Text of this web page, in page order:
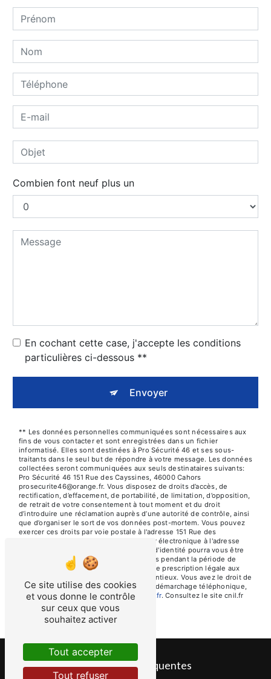
Combien font neuf plus un
En cochant cette case, j'accepte les conditions
particulières ci-dessous **
Envoyer
** Les données personnelles communiquées sont nécessaires aux
fins de vous contacter et sont enregistrées dans un fichier
informatisé. Elles sont destinées à Pro Sécurité 46 et ses sous-
traitants dans le seul but de répondre à votre message. Les données
collectées seront communiquées aux seuls destinataires suivants:
Pro Sécurité 46 151 Rue des Cayssines, 46000 Cahors
prosecurite46@orange.fr. Vous disposez de droits d’accès, de
rectification, d’effacement, de portabilité, de limitation, d’opposition,
de retrait de votre consentement à tout moment et du droit
d’introduire une réclamation auprès d’une autorité de contrôle, ainsi
que d’organiser le sort de vos données post-mortem. Vous pouvez
exercer ces droits par voie postale à l'adresse 151 Rue des
Cayssines, 46000 Cahors ou par courrier électronique à l'adresse
prosecurite46@orange.fr. Un justificatif d'identité pourra vous être
demandé. Nous conservons vos données pendant la période de
prise de contact puis pendant la durée de prescription légale aux
fins probatoires et de gestion des contentieux. Vous avez le droit de
vous inscrire sur la liste d'opposition au démarchage téléphonique,
disponible à cette adresse:Bloctel.gouv.fr. Consultez le site cnil.fr
pour plus d’informations sur vos droits.
Recherches fréquentes
Ce site utilise des cookies
et vous donne le contrôle
sur ceux que vous
souhaitez activer
Tout accepter
Tout refuser